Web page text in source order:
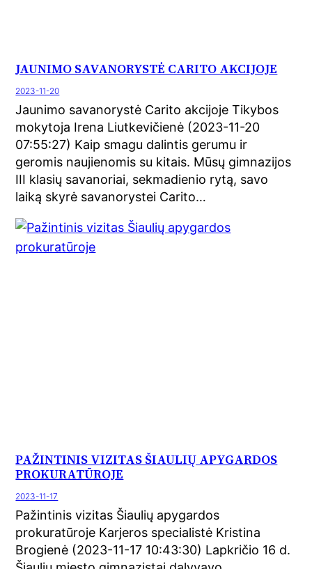
JAUNIMO SAVANORYSTĖ CARITO AKCIJOJE
2023-11-20
Jaunimo savanorystė Carito akcijoje Tikybos
mokytoja Irena Liutkevičienė (2023-11-20
07:55:27) Kaip smagu dalintis gerumu ir
geromis naujienomis su kitais. Mūsų gimnazijos
III klasių savanoriai, sekmadienio rytą, savo
laiką skyrė savanorystei Carito…
PAŽINTINIS VIZITAS ŠIAULIŲ APYGARDOS
PROKURATŪROJE
2023-11-17
Pažintinis vizitas Šiaulių apygardos
prokuratūroje Karjeros specialistė Kristina
Brogienė (2023-11-17 10:43:30) Lapkričio 16 d.